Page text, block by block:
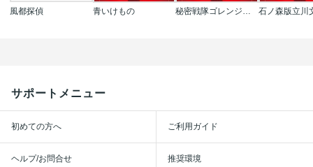
風都探偵 青いけもの 秘密戦隊ゴレンジャー 石ノ森版立川
サポートメニュー
初めての方へ ご利用ガイド
ヘルプ/お問合せ 推奨環境